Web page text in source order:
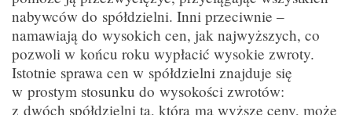
nabywców do spółdzielni. Inni przeciwnie –
namawiają do wysokich cen, jak najwyższych, co
pozwoli w końcu roku wypłacić wysokie zwroty.
Istotnie sprawa cen w spółdzielni znajduje się
w prostym stosunku do wysokości zwrotów:
z dwóch spółdzielni ta, która ma wyższe ceny, może